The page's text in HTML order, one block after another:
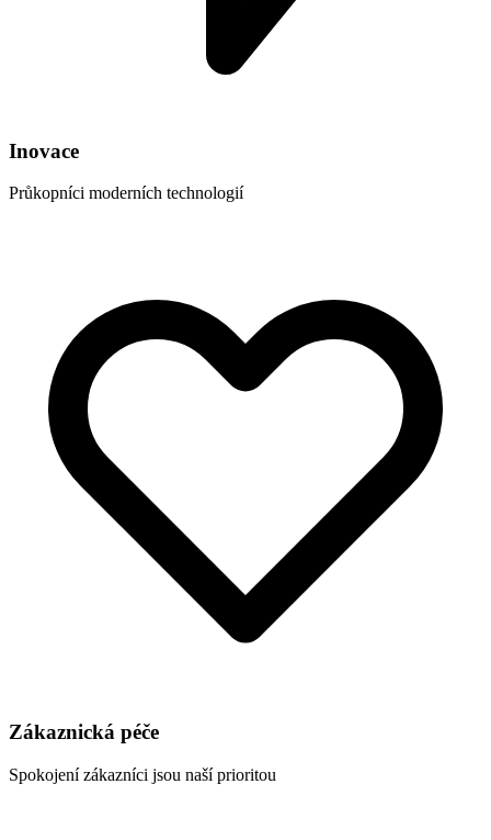
Inovace
Průkopníci moderních technologií
Zákaznická péče
Spokojení zákazníci jsou naší prioritou